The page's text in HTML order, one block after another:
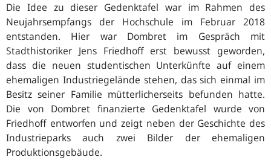
Die Idee zu dieser Gedenktafel war im Rahmen des
Neujahrsempfangs der Hochschule im Februar 2018
entstanden. Hier war Dombret im Gespräch mit
Stadthistoriker Jens Friedhoff erst bewusst geworden,
dass die neuen studentischen Unterkünfte auf einem
ehemaligen Industriegelände stehen, das sich einmal im
Besitz seiner Familie mütterlicherseits befunden hatte.
Die von Dombret finanzierte Gedenktafel wurde von
Friedhoff entworfen und zeigt neben der Geschichte des
Industrieparks auch zwei Bilder der ehemaligen
Produktionsgebäude.